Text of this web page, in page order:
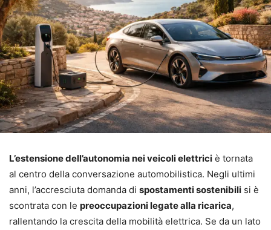
L’estensione dell’autonomia nei veicoli elettrici è tornata
al centro della conversazione automobilistica. Negli ultimi
anni, l’accresciuta domanda di spostamenti sostenibili si è
scontrata con le preoccupazioni legate alla ricarica,
rallentando la crescita della mobilità elettrica. Se da un lato